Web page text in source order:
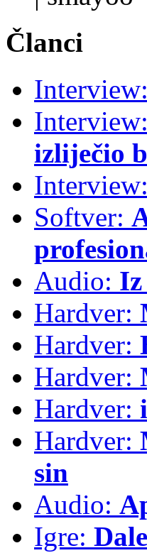
Članci
Interview:
Interview:
izliječio
Interview:
Softver:
Audio:
Hardver:
Hardver:
Hardver:
Hardver:
Hardver:
sin
Audio:
Igre: